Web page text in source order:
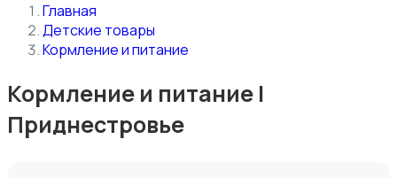
Главная
Детские товары
Кормление и питание
Кормление и питание |
Приднестровье